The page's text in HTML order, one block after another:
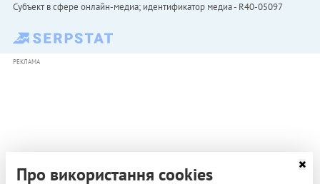
Субъект в сфере онлайн-медиа; идентификатор медиа - R40-05097
РЕКЛАМА
Про використання cookies